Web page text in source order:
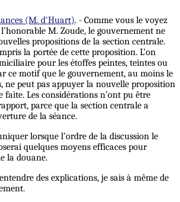
(M. d'Huart). - Comme vous le voyez
M. Zoude, le gouvernement ne
propositions de la section centrale.
la portée de cette proposition. L’on
pour les étoffes peintes, teintes ou
ce motif que le gouvernement, au moins le
ne peut pas appuyer la nouvelle proposition
faite. Les considérations n’ont pu être
parce que la section centrale a
de la séance.
lorsque l’ordre de la discussion le
quelques moyens efficaces pour
la douane.
des explications, je sais à même de